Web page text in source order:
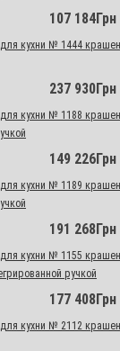
107 184Грн
для кухни № 1444
237 930Грн
для кухни № 1188
149 226Грн
для кухни № 1189
191 268Грн
для кухни № 1155
ручкой
177 408Грн
для кухни № 2112